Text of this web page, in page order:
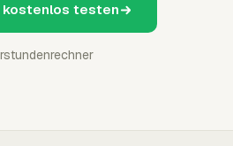
kostenlos testen